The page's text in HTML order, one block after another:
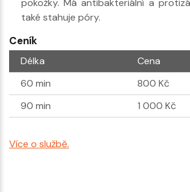
také stahuje póry.
Ceník
Délka
Cena
60 min
800 Kč
90 min
1 000 Kč
Více o službě.